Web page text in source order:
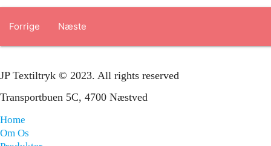
Forrige Næste
JP Textiltryk © 2023. All rights reserved
Transportbuen 5C, 4700 Næstved
Home
Om Os